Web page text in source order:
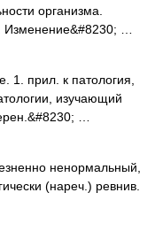
организма.
Изменение&#8230; …
прил. к патология,
изучающий
…
ненормальный,
(нареч.) ревнив.